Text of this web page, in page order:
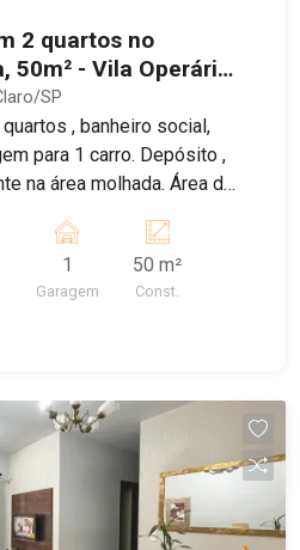
2 quartos no
50m² - Vila Operária,
SP
, banheiro social,
para 1 carro. Depósito ,
na área molhada. Área de
festas, playground.
1
Garagem
50 m²
Const.